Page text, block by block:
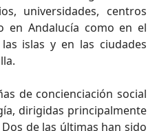
universidades, centros
en Andalucía como en el
islas y en las ciudades
de concienciación social
dirigidas principalmente
de las últimas han sido